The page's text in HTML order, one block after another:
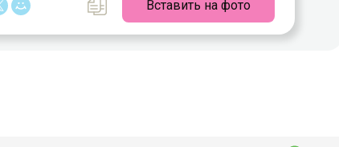
Вставить на фото